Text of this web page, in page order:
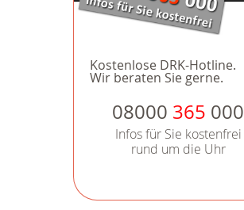
Kostenlose DRK-Hotline.
Wir beraten Sie gerne.
08000 365 000
Infos für Sie kostenfrei
rund um die Uhr